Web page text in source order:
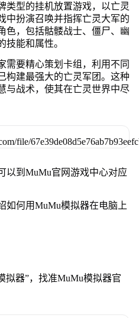
类型的挂机放置游戏，以亡灵
中扮演召唤并指挥亡灵大军的
色，包括骷髅战士、僵尸、幽
技能和属性。
需要精心策划卡组，利用不同
构建最强大的亡灵军团。这种
与战术，使其在亡灵世界中尽
以到MuMu官网游戏中心对应
如何用MuMu模拟器在电脑上
拟器”，找准MuMu模拟器官